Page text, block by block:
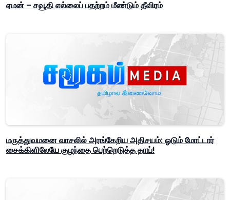
ஏமன் – சவூதி எல்லைப் பதற்றம் மீண்டும் தீவிரம்
மருத்துவமனை வாசலில் அரங்கேறிய அதிசயம்: ஓடும் மோட்டார்
சைக்கிளிலேயே குழந்தை பெற்றெடுத்த தாய்!